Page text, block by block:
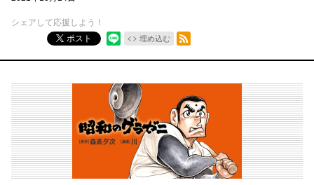
シェアして応援しよう！
ポスト
埋め込む
RSSフィード